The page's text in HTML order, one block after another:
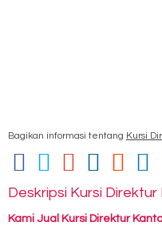
Bagikan informasi tentang Kursi
Deskripsi Kursi Direktur
Kami Jual Kursi Direktur